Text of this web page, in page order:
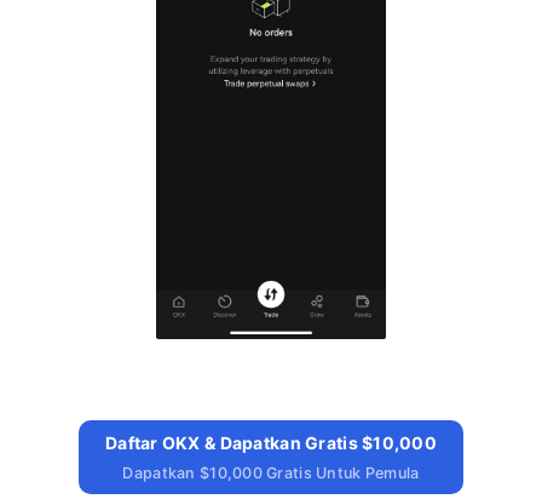
Daftar OKX & Dapatkan Gratis $10,000
Dapatkan $10,000 Gratis Untuk Pemula